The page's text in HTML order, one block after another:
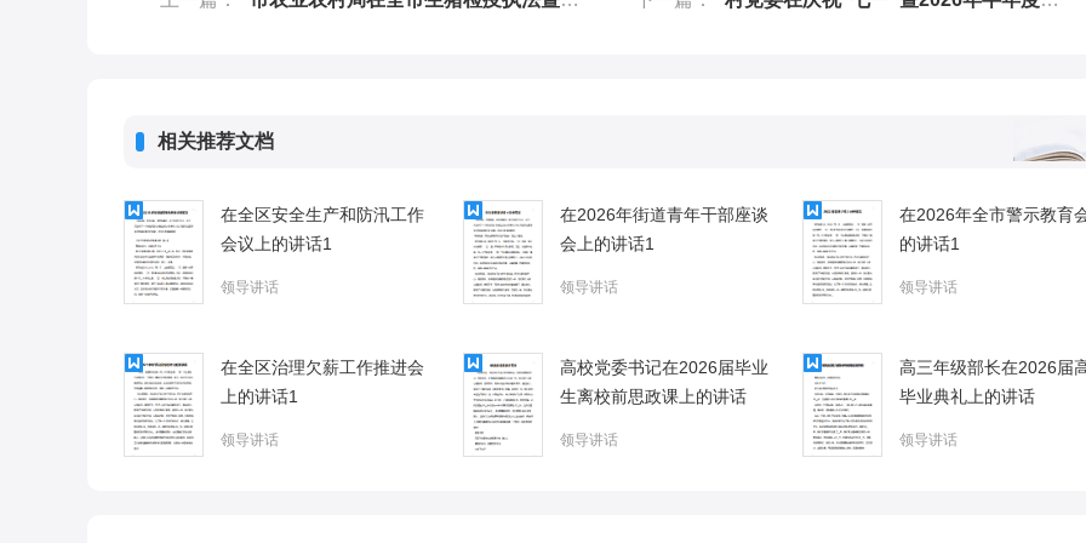
相关推荐文档
在全区安全生产和防汛工作
会议上的讲话1
领导讲话
在2026年街道青年干部座谈
会上的讲话1
领导讲话
在2026年全市警示教育
的讲话1
领导讲话
在全区治理欠薪工作推进会
上的讲话1
领导讲话
高校党委书记在2026届毕业
生离校前思政课上的讲话
领导讲话
高三年级部长在2026届
毕业典礼上的讲话
领导讲话